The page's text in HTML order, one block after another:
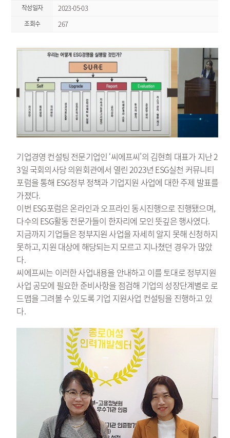
작성일자 2023-05-03
조회수 267
기업경영 컨설팅 전문기업인 ‘씨에프씨’의 김현희 대표가 지난 2
3일 국회의사당 의원회관에서 열린 2023년 ESG실천 커뮤니티
포럼을 통해 ESG정부 정책과 기업지원 사업에 대한 주제 발표를
가졌다.
이번 ESG포럼은 온라인과 오프라인 동시진행으로 진행됐으며,
다수의 ESG활동 전문가들이 한자리에 모인 뜻깊은 행사였다.
지금까지 기업들은 정부지원 사업을 자세히 알지 못해 신청하지
못하고, 지원 대상에 해당되는지 모르고 지나쳤던 경우가 많았
다.
씨에프씨는 이러한 사업내용을 안내하고 이를 토대로 정부지원
사업 공모에 필요한 준비사항을 점검해 기업의 성장단계별로 로
드맵을 그려볼 수 있도록 기업 지원사업 컨설팅을 진행하고 있
다.